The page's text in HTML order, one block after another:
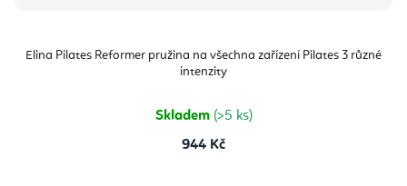
Elina Pilates Reformer pružina na všechna zařízení Pilates 3 různé
intenzity
Skladem (>5 ks)
944 Kč